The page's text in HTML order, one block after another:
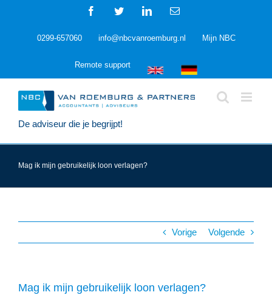
FacebookTwitterLinkedInE-
0299-657060 info@nbcvanroemburg.nl Mijn NBC
Remote support
De adviseur die je begrijpt!
Mag ik mijn gebruikelijk loon verlagen?
Vorige Volgende
Mag ik mijn gebruikelijk loon verlagen?